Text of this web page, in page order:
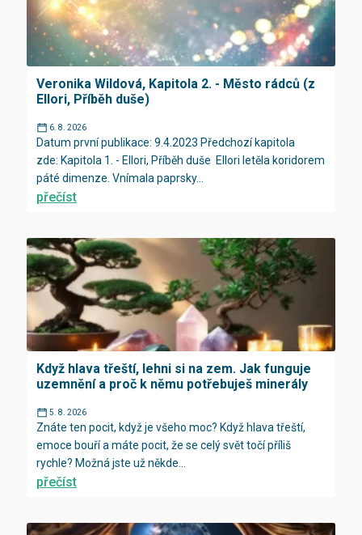
Veronika Wildová, Kapitola 2. - Město rádců (z
Ellori, Příběh duše)
6. 8. 2026
Datum první publikace: 9.4.2023 Předchozí kapitola
zde: Kapitola 1. - Ellori, Příběh duše Ellori letěla koridorem
páté dimenze. Vnímala paprsky...
přečíst
Když hlava třeští, lehni si na zem. Jak funguje
uzemnění a proč k němu potřebuješ minerály
5. 8. 2026
Znáte ten pocit, když je všeho moc? Když hlava třeští,
emoce bouří a máte pocit, že se celý svět točí příliš
rychle? Možná jste už někde...
přečíst